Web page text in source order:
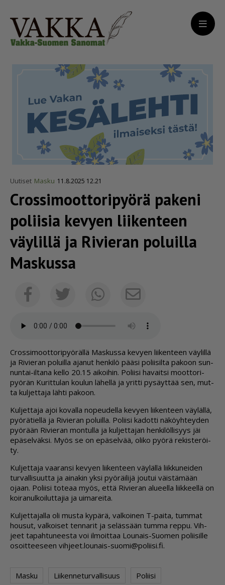
Uutiset Masku 11.8.2025 12.21
Crossi­moot­to­ri­pyörä pakeni
poliisia kevyen liikenteen
väylillä ja Rivieran poluilla
Maskussa
FacebookTwitterWhatsappSähköposti
Cros­si­moot­to­ri­pyö­räl­lä Mas­kus­sa ke­vy­en lii­ken­teen väy­lil­lä
ja Ri­vie­ran po­luil­la aja­nut hen­ki­lö pää­si po­lii­sil­ta pa­koon sun­
nun­tai-il­ta­na kel­lo 20.15 ai­koi­hin. Po­lii­si ha­vait­si moot­to­ri­
pyö­rän Ku­rit­tu­lan kou­lun lä­hel­lä ja yrit­ti py­säyt­tää sen, mut­
ta kul­jet­ta­ja läh­ti pa­koon.
Kul­jet­ta­ja ajoi ko­val­la no­peu­del­la ke­vy­en lii­ken­teen väy­läl­lä,
pyö­rä­tiel­lä ja Ri­vie­ran po­luil­la. Po­lii­si ka­dot­ti nä­köyh­tey­den
pyö­rään Ri­vie­ran mon­tul­la ja kul­jet­ta­jan hen­ki­löl­li­syys jäi
epä­sel­väk­si. Myös se on epä­sel­vää, oli­ko pyö­rä re­kis­te­röi­
ty.
Kul­jet­ta­ja vaa­ran­si ke­vy­en lii­ken­teen väy­läl­lä liik­ku­nei­den
tur­val­li­suut­ta ja ai­na­kin yk­si pyö­räi­li­jä jou­tui väis­tä­mään
ojaan. Po­lii­si to­te­aa myös, et­tä Ri­vie­ran alu­eel­la liik­keel­lä on
koi­ra­nul­koi­lut­ta­jia ja ui­ma­rei­ta.
Kul­jet­ta­jal­la oli mus­ta ky­pä­rä, val­koi­nen T-pai­ta, tum­mat
hou­sut, val­koi­set ten­na­rit ja se­läs­sään tum­ma rep­pu. Vih­
jeet ta­pah­tu­nees­ta voi il­moit­taa Lou­nais-Suo­men po­lii­sil­le
osoit­tee­seen vih­jeet.lou­nais-suo­mi@po­lii­si.fi.
Masku Liikenneturvallisuus Poliisi